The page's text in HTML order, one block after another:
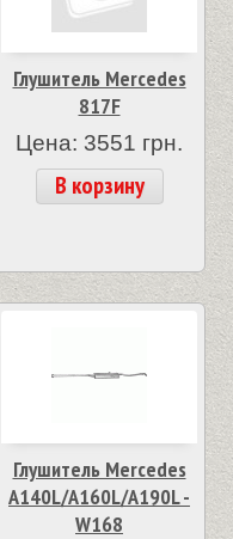
Глушитель Mercedes
817F
Цена: 3551 грн.
В корзину
Глушитель Mercedes
A140L/A160L/A190L -
W168